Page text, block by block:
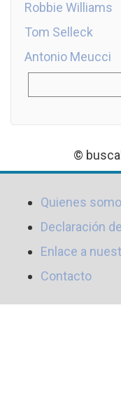
Robbie Williams
Tom Selleck
Antonio Meucci
©
Quienes
Declaración
Enlace a
Contacto